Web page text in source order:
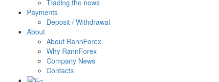
Trading the news
Payments
Deposit / Withdrawal
About
About RannForex
Why RannForex
Company News
Contacts